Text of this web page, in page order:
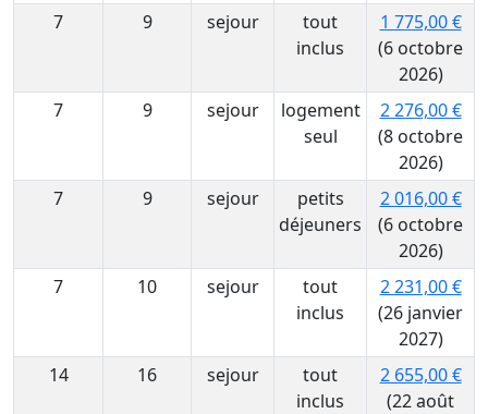
7
9 sejour
tout
inclus
1 775,00 €
(6 octobre
2026)
7
9 sejour
logement
seul
2 276,00 €
(8 octobre
2026)
7
9 sejour
petits
déjeuners
2 016,00 €
(6 octobre
2026)
7
10 sejour
tout
inclus
2 231,00 €
(26 janvier
2027)
14
16 sejour
tout
inclus
2 655,00 €
(22 août